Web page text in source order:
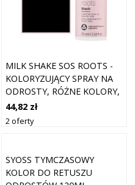
MILK SHAKE SOS ROOTS -
KOLORYZUJĄCY SPRAY NA
ODROSTY, RÓŻNE KOLORY,
75ML BLACK | CZARNY
44,82 zł
2 oferty
SYOSS TYMCZASOWY
KOLOR DO RETUSZU